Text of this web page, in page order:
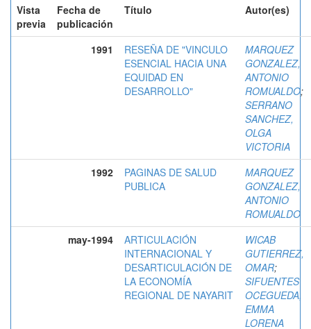
Vista
previa
Fecha de
publicación
Título Autor(es)
1991
RESEÑA DE "VINCULO
ESENCIAL HACIA UNA
EQUIDAD EN
DESARROLLO"
MARQUEZ
GONZALEZ,
ANTONIO
ROMUALDO;
SERRANO
SANCHEZ,
OLGA
VICTORIA
1992
PAGINAS DE SALUD
PUBLICA
MARQUEZ
GONZALEZ,
ANTONIO
ROMUALDO
may-1994
ARTICULACIÓN
INTERNACIONAL Y
DESARTICULACIÓN DE
LA ECONOMÍA
REGIONAL DE NAYARIT
WICAB
GUTIERREZ,
OMAR;
SIFUENTES
OCEGUEDA,
EMMA
LORENA